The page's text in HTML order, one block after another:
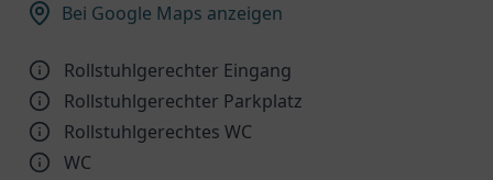
Bei Google Maps anzeigen
Rollstuhlgerechter Eingang
Rollstuhlgerechter Parkplatz
Rollstuhlgerechtes WC
WC